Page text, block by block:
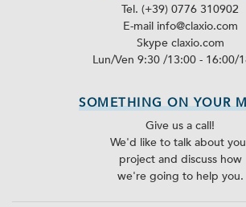
Tel. (+39) 0776 310902
E-mail info@claxio.com
Skype claxio.com
Lun/Ven 9:30 /13:00 - 16:00/
SOMETHING ON YOUR
Give us a call!
We'd like to talk about
project and discuss how
we're going to help you.